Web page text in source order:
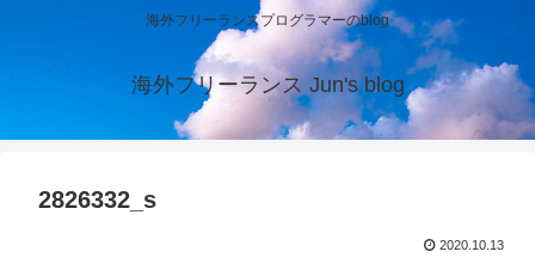
海外フリーランスプログラマーのblog
海外フリーランス Jun's blog
2826332_s
2020.10.13